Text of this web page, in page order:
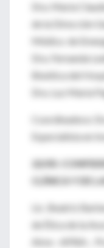
Dra. María
de la Dirección
Médica de
Dra. Fernanda
Bioética del
Dra. Luz María
Coordinadora:
Especialista en
22/05:
CLÍNICA Y DE
Lic. Beatriz
de Ética de la
Aires –APBA-,